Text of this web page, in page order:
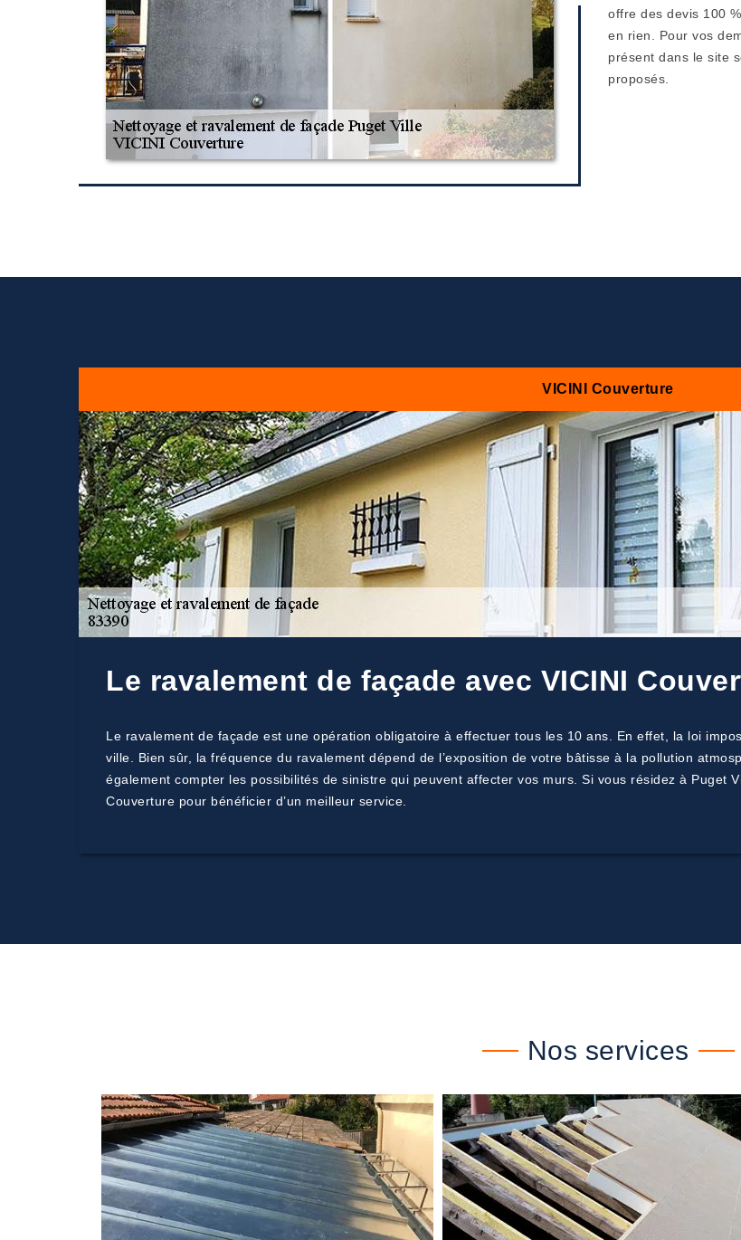
offre des devis 100
en rien. Pour vos
présent dans le site
proposés.
VICINI Couverture
Le ravalement de façade avec VICINI
Le ravalement de façade est une opération obligatoire à effectuer tous les 10 ans. En effet, la loi
ville. Bien sûr, la fréquence du ravalement dépend de l’exposition de votre bâtisse à la pollution
également compter les possibilités de sinistre qui peuvent affecter vos murs. Si vous résidez à Puget
Couverture pour bénéficier d’un meilleur service.
Nos services